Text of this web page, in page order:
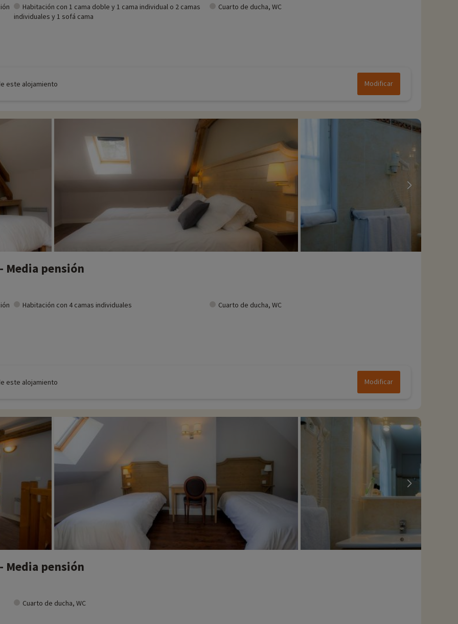
Habitación con 1 cama doble y 1 cama individual o 2 camas
individuales y 1 sofá cama
Cuarto de ducha, WC
este alojamiento Modificar
Media pensión
Habitación con 4 camas individuales Cuarto de ducha, WC
este alojamiento Modificar
Media pensión
Cuarto de ducha, WC